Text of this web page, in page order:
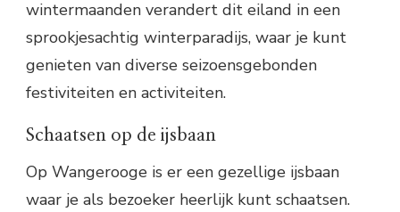
wintermaanden verandert dit eiland in een
sprookjesachtig winterparadijs, waar je kunt
genieten van diverse seizoensgebonden
festiviteiten en activiteiten.
Schaatsen op de ijsbaan
Op Wangerooge is er een gezellige ijsbaan
waar je als bezoeker heerlijk kunt schaatsen.